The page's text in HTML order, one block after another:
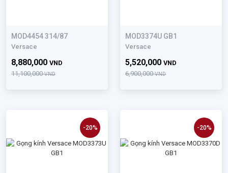
MOD4454 314/87
Versace
11,100,000VND
8,880,000 VND
MOD3374U GB1
Versace
6,900,000VND
5,520,000 VND
-20% -20%